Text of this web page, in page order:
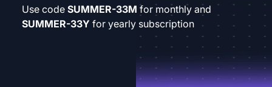
Use code SUMMER-33M for monthly and
SUMMER-33Y for yearly subscription